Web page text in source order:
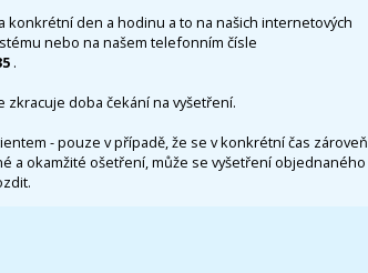
den a hodinu a to na našich internetových
nebo na našem telefonním čísle
.
doba čekání na vyšetření.
- pouze v případě, že se v konkrétní čas zároveň
a okamžité ošetření, může se vyšetření objednaného